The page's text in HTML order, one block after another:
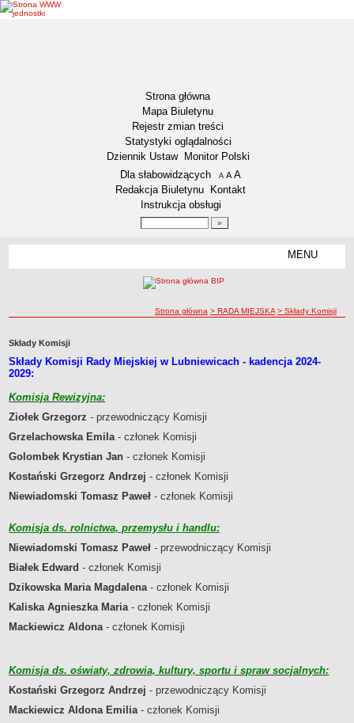
Strona główna
Mapa Biuletynu
Rejestr zmian treści
Statystyki oglądalności
Dziennik Ustaw
Monitor Polski
Menu dodatkowe
Dla słabowidzących A pomniejsz czcionkę
A standardowy rozmiar czcionki
A
Redakcja Biuletynu
Kontakt
Instrukcja obsługi
MENU
Związki i stowarzyszenia
Sołectwa
Współpraca zagraniczna
Strategia rozwoju Gminy
Drogi
Energia elektryczna
Meteorologiczne
Rozkłady jazdy autobusów
Wodociągi - ocena jakości wody
KONKURSY
Ogłoszenia o konkursach
Burmistrz Lubniewic
Zastępca Burmistrza Lubniewic
Sekretarz Gminy
ścieżka nawigacji
Strona główna > RADA MIEJSKA > Składy Komisji
Składy Komisji
Składy Komisji Rady Miejskiej w Lubniewicach - kadencja 2024-
2029:
Komisja Rewizyjna:
Ziołek Grzegorz - przewodniczący Komisji
Grzelachowska Emila- członek Komisji
Golombek Krystian Jan - członek Komisji
Kostański Grzegorz Andrzej - członek Komisji
Niewiadomski Tomasz Paweł - członek Komisji
Komisja ds. rolnictwa, przemysłu i handlu:
Niewiadomski Tomasz Paweł - przewodniczący Komisji
Białek Edward - członek Komisji
Dzikowska Maria Magdalena- członek Komisji
Kaliska Agnieszka Maria- członek Komisji
Mackiewicz Aldona- członek Komisji
Komisja ds. oświaty, zdrowia, kultury, sportu i spraw socjalnych:
Kostański Grzegorz Andrzej - przewodniczący Komisji
Mackiewicz Aldona Emilia- członek Komisji